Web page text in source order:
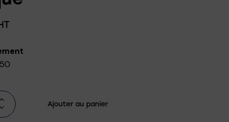
Ajouter au panier